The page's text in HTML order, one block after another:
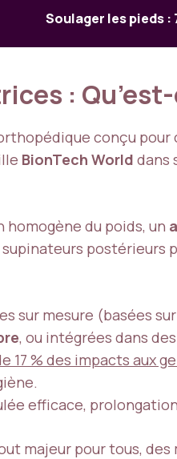
Soulager les pieds :
: Qu’est-
conçu pour
BionTech World dans
du poids, un
postérieurs
sur mesure (basées
, ou intégrées dans des
17 % des impacts aux
efficace,
majeur pour tous,